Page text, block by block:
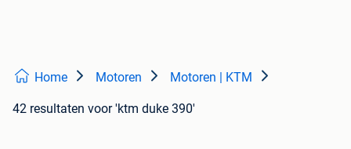
Home Motoren Motoren | KTM
42 resultaten voor 'ktm duke 390'